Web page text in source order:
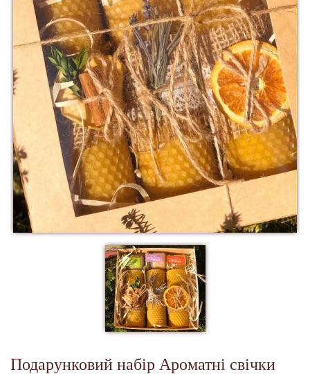
Подарунковий набір Ароматні свічки